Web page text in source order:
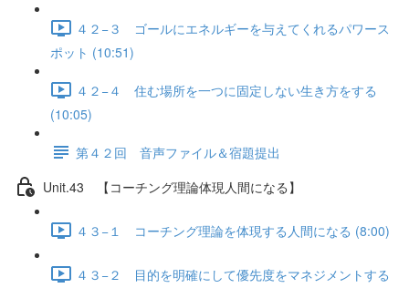
４２−３ ゴールにエネルギーを与えてくれるパワース
ポット (10:51)
４２−４ 住む場所を一つに固定しない生き方をする
(10:05)
第４２回 音声ファイル＆宿題提出
Unit.43 【コーチング理論体現人間になる】
４３−１ コーチング理論を体現する人間になる (8:00)
４３−２ 目的を明確にして優先度をマネジメントする